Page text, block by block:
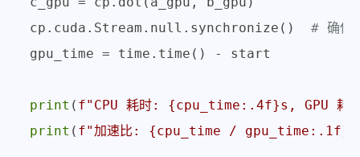
cp.cuda.Stream.null.synchronize() # 确保
gpu_time = time.time() - start
print ( f"CPU 耗时: {cpu_time: .4f}s, GPU 耗
print ( f"加速比: {cpu_time / gpu_time: .1f}